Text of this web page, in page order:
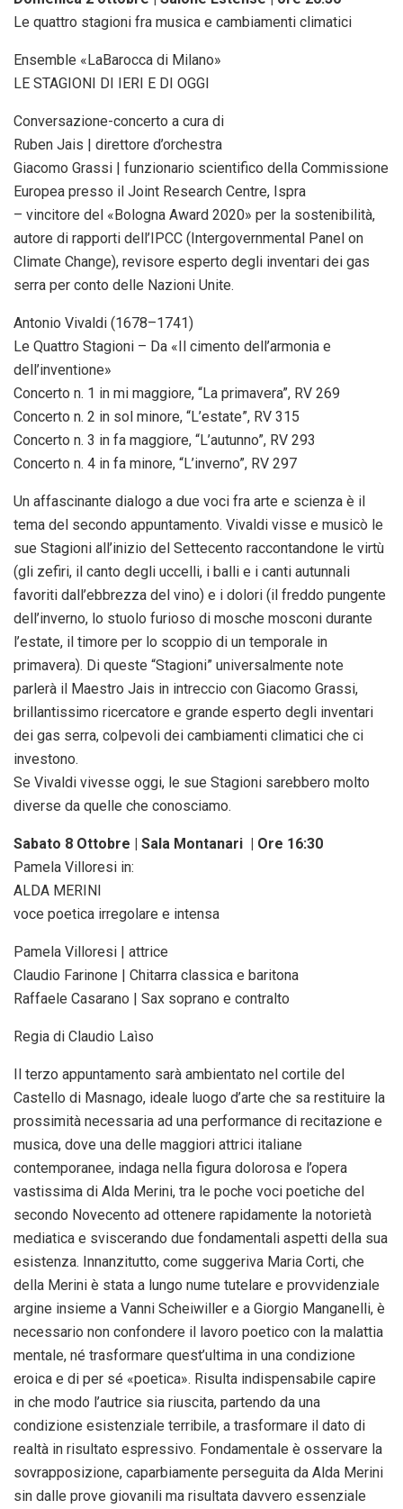
Le quattro stagioni fra musica e cambiamenti climatici
Ensemble «LaBarocca di Milano»
LE STAGIONI DI IERI E DI OGGI
Conversazione-concerto a cura di
Ruben Jais | direttore d’orchestra
Giacomo Grassi | funzionario scientifico della Commissione
Europea presso il Joint Research Centre, Ispra
– vincitore del «Bologna Award 2020» per la sostenibilità,
autore di rapporti dell’IPCC (Intergovernmental Panel on
Climate Change), revisore esperto degli inventari dei gas
serra per conto delle Nazioni Unite.
Antonio Vivaldi (1678–1741)
Le Quattro Stagioni – Da «Il cimento dell’armonia e
dell’inventione»
Concerto n. 1 in mi maggiore, “La primavera”, RV 269
Concerto n. 2 in sol minore, “L’estate”, RV 315
Concerto n. 3 in fa maggiore, “L’autunno”, RV 293
Concerto n. 4 in fa minore, “L’inverno”, RV 297
Un affascinante dialogo a due voci fra arte e scienza è il
tema del secondo appuntamento. Vivaldi visse e musicò le
sue Stagioni all’inizio del Settecento raccontandone le virtù
(gli zefiri, il canto degli uccelli, i balli e i canti autunnali
favoriti dall’ebbrezza del vino) e i dolori (il freddo pungente
dell’inverno, lo stuolo furioso di mosche mosconi durante
l’estate, il timore per lo scoppio di un temporale in
primavera). Di queste “Stagioni” universalmente note
parlerà il Maestro Jais in intreccio con Giacomo Grassi,
brillantissimo ricercatore e grande esperto degli inventari
dei gas serra, colpevoli dei cambiamenti climatici che ci
investono.
Se Vivaldi vivesse oggi, le sue Stagioni sarebbero molto
diverse da quelle che conosciamo.
Sabato 8 Ottobre | Sala Montanari | Ore 16:30
Pamela Villoresi in:
ALDA MERINI
voce poetica irregolare e intensa
Pamela Villoresi | attrice
Claudio Farinone | Chitarra classica e baritona
Raffaele Casarano | Sax soprano e contralto
Regia di Claudio Laìso
Il terzo appuntamento sarà ambientato nel cortile del
Castello di Masnago, ideale luogo d’arte che sa restituire la
prossimità necessaria ad una performance di recitazione e
musica, dove una delle maggiori attrici italiane
contemporanee, indaga nella figura dolorosa e l’opera
vastissima di Alda Merini, tra le poche voci poetiche del
secondo Novecento ad ottenere rapidamente la notorietà
mediatica e sviscerando due fondamentali aspetti della sua
esistenza. Innanzitutto, come suggeriva Maria Corti, che
della Merini è stata a lungo nume tutelare e provvidenziale
argine insieme a Vanni Scheiwiller e a Giorgio Manganelli, è
necessario non confondere il lavoro poetico con la malattia
mentale, né trasformare quest’ultima in una condizione
eroica e di per sé «poetica». Risulta indispensabile capire
in che modo l’autrice sia riuscita, partendo da una
condizione esistenziale terribile, a trasformare il dato di
realtà in risultato espressivo. Fondamentale è osservare la
sovrapposizione, caparbiamente perseguita da Alda Merini
sin dalle prove giovanili ma risultata davvero essenziale